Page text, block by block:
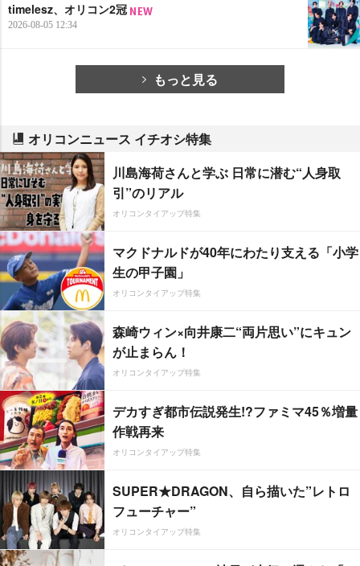
timelesz、オリコン2冠
2026-08-05 12:34
もっと見る
オリコンニュース イチオシ特集
川島海荷さんと学ぶ 日常に潜む“人身取
引”のリアル
オリコンタイアップ特集
マクドナルドが40年にわたり支える「小学
生の甲子園」
オリコンタイアップ特集
森崎ウィン×向井康二“両片思い”にキュン
が止まらん！
オリコンタイアップ特集
デカすぎ都市伝説発生!?ファミマ45％増量
作戦再来
オリコンタイアップ特集
SUPER★DRAGON、自ら描いた”レトロ
フューチャー”
オリコンタイアップ特集